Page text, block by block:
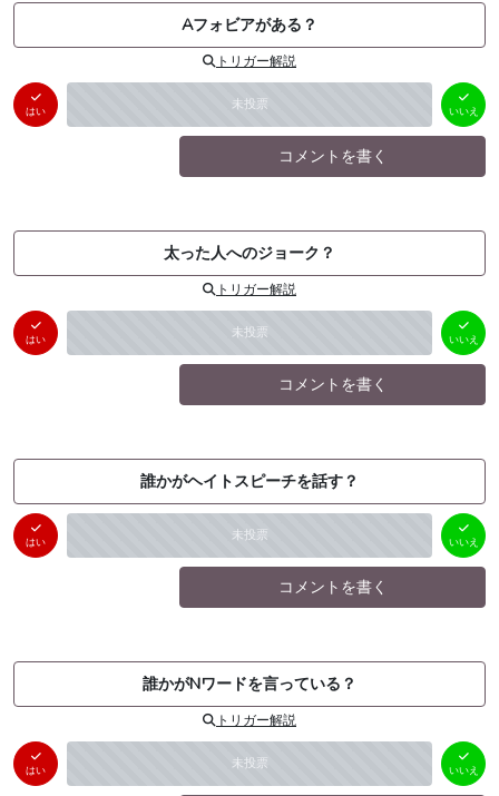
Aフォビアがある？
トリガー解説
はい 未投票
いいえ
（ 0件）
いいえ
コメントを書く
太った人へのジョーク？
トリガー解説
はい 未投票
いいえ
（ 0件）
いいえ
コメントを書く
誰かがヘイトスピーチを話す？
はい 未投票
いいえ
（ 0件）
いいえ
コメントを書く
誰かがNワードを言っている？
トリガー解説
はい 未投票
いいえ
（ 0件）
いいえ